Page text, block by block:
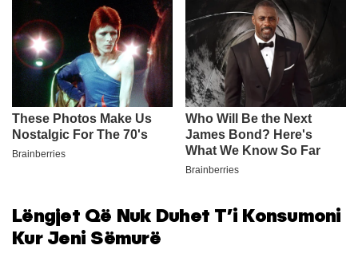
Lëngjet Që Nuk Duhet T’i Konsumoni
Kur Jeni Sëmurë